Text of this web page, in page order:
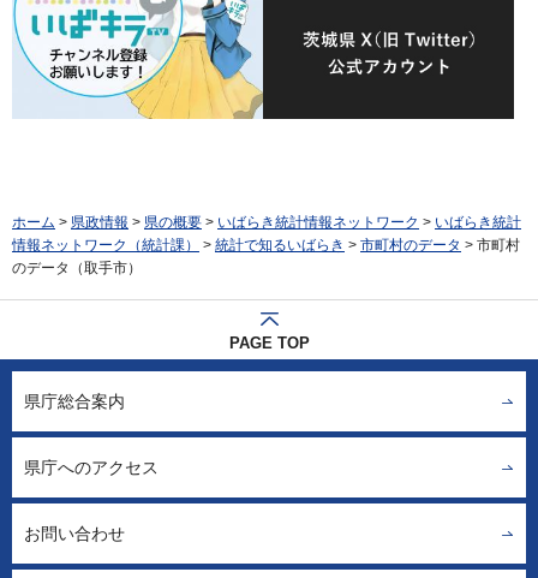
ホーム > 県政情報 > 県の概要 > いばらき統計情報ネットワーク > いばらき統計
情報ネットワーク（統計課）
> 統計で知るいばらき > 市町村のデータ > 市町村
のデータ（取手市）
PAGE TOP
県庁総合案内
県庁へのアクセス
お問い合わせ